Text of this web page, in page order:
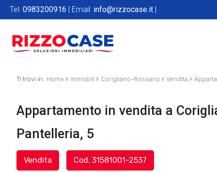
Tel: 0983200916 | Email: info@rizzocase.it |
Ti trovi in: Home › Immobili › Corigliano-Rossano › Vendita ›
Appartamento in vendita a
Pantelleria, 5
Vendita Cod. 31581001-2537